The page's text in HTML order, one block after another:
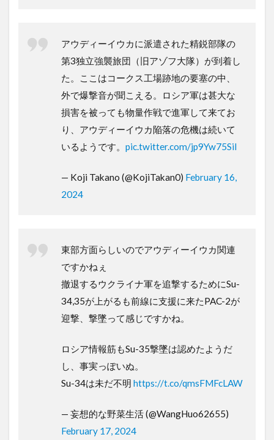
アウディーイウカに派遣された精鋭部隊の
第3独立強襲旅団（旧アゾフ大隊）が到着し
た。ここはコークス工場跡地の要塞の中、
外で爆撃音が聞こえる。ロシア軍は甚大な
損害を被っても物量作戦で進軍して来てお
り、アウディーイウカ陥落の危機は続いて
いるようです。 pic.twitter.com/jp9Yw75Sil
— Koji Takano (@KojiTakan0) February 16,
2024
東部方面らしいのでアウディーイウカ関連
ですかねぇ
撤退するウクライナ軍を追撃するためにSu-
34,35が上がるも前線に支援に来たPAC-2が
迎撃、撃墜って感じですかね。
ロシア情報筋もSu-35撃墜は認めたようだ
し、事実っぽいぬ。
Su-34は未だ不明 https://t.co/qmsFMFcLAW
— 妄想的な野菜生活 (@WangHuo62655)
February 17, 2024